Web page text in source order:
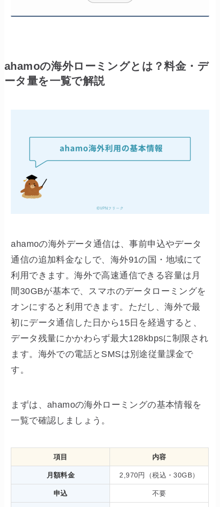
ahamoの海外ローミングとは？料金・デ
ータ量を一覧で解説
ahamoの海外データ通信は、事前申込やデータ
通信の追加料金なしで、海外91の国・地域にて
利用できます。海外で高速通信できる容量は月
間30GBが基本で、スマホのデータローミングを
オンにすると利用できます。ただし、海外で最
初にデータ通信した日から15日を経過すると、
データ残量にかかわらず最大128kbpsに制限され
ます。海外での電話とSMSは別途従量課金で
す。
まずは、ahamoの海外ローミングの基本情報を
一覧で確認しましょう。
項目 内容
月額料金 2,970円（税込・30GB）
申込 不要